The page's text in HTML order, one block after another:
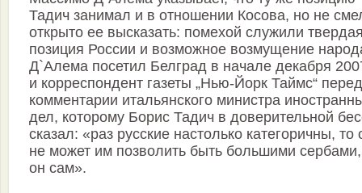
Тадич занимал и в отношении Косова, но не
открыто ее высказать: помехой служили
позиция России и возможное возмущение
Д`Алема посетил Белград в начале декабря
и корреспондент газеты „Нью-Йорк Таймс“
комментарии итальянского министра
дел, которому Борис Тадич в доверительной
сказал: «раз русские настолько категоричны, то
не может им позволить быть большими
он сам».